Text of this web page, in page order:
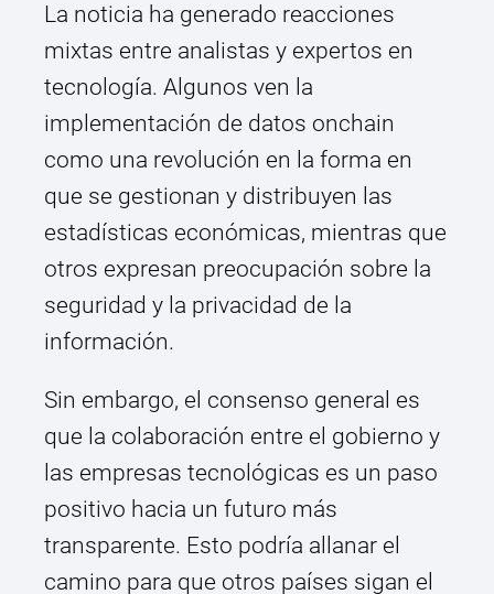
La noticia ha generado reacciones
mixtas entre analistas y expertos en
tecnología. Algunos ven la
implementación de datos onchain
como una revolución en la forma en
que se gestionan y distribuyen las
estadísticas económicas, mientras que
otros expresan preocupación sobre la
seguridad y la privacidad de la
información.
Sin embargo, el consenso general es
que la colaboración entre el gobierno y
las empresas tecnológicas es un paso
positivo hacia un futuro más
transparente. Esto podría allanar el
camino para que otros países sigan el